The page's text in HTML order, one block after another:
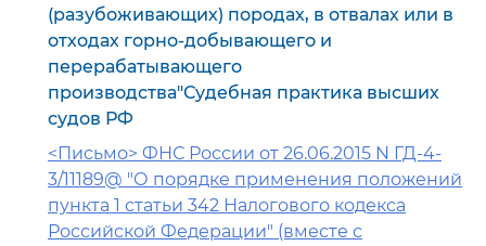
(разубоживающих) породах, в отвалах или в
отходах горно-добывающего и
перерабатывающего
производства"Судебная практика высших
судов РФ
<Письмо> ФНС России от 26.06.2015 N ГД-4-
3/11189@ "О порядке применения положений
пункта 1 статьи 342 Налогового кодекса
Российской Федерации" (вместе с